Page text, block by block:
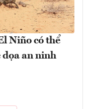
Niño có thể
an ninh